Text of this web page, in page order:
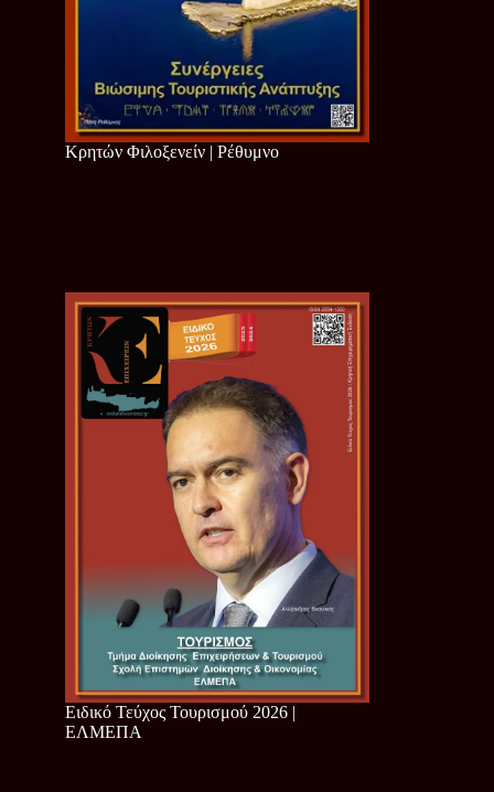
Κρητών Φιλοξενείν | Ρέθυμνο
Ειδικό Τεύχος Τουρισμού 2026 |
ΕΛΜΕΠΑ